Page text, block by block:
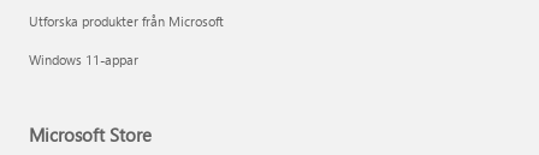
Utforska produkter från Microsoft
Windows 11-appar
Microsoft Store